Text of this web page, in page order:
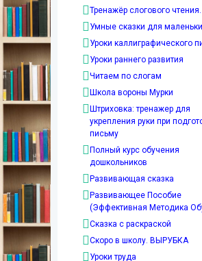
Тренажёр слогового чтения.
Умные сказки для
Уроки каллиграфического
Уроки раннего развития
Читаем по слогам
Школа вороны Мурки
Штриховка: тренажер для
укрепления руки при
письму
Полный курс обучения
дошкольников
Развивающая сказка
Развивающее Пособие
(Эффективная Методика
Сказка с раскраской
Скоро в школу. ВЫРУБКА
Уроки труда